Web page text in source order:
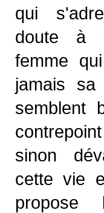
qui
doute à
femme
jamais sa
semblent
sinon
cette vie
propose